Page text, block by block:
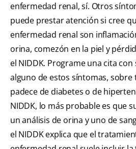
enfermedad renal, sí. Otros
puede prestar atención si cree
enfermedad renal son
orina, comezón en la piel y
el NIDDK. Programe una cita
alguno de estos síntomas, sobre
padece de diabetes o de
NIDDK, lo más probable es que
un análisis de orina y uno de
el NIDDK explica que el